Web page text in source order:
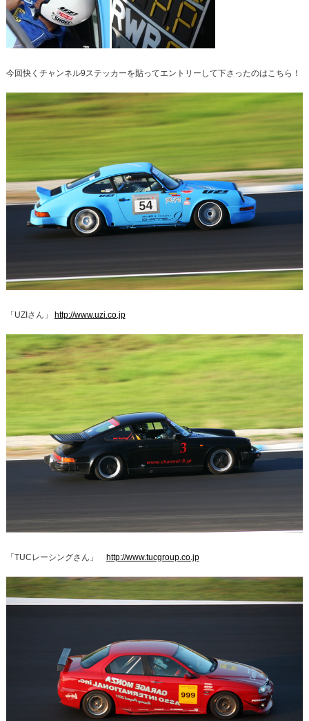
今回快くチャンネル9ステッカーを貼ってエントリーして下さったのはこちら！
「UZIさん」 http://www.uzi.co.jp
「TUCレーシングさん」 http://www.tucgroup.co.jp